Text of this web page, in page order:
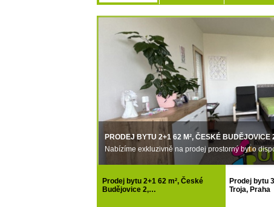
PRODEJ BYTU 2+1 62 M², ČESKÉ
Nabízíme exkluzivně na prodej prostorný byt o
Prodej bytu 2+1 62 m², České
Budějovice 2,…
Prodej bytu
Troja, Praha